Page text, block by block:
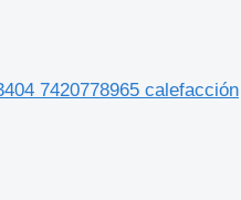
7420778965 calefacción